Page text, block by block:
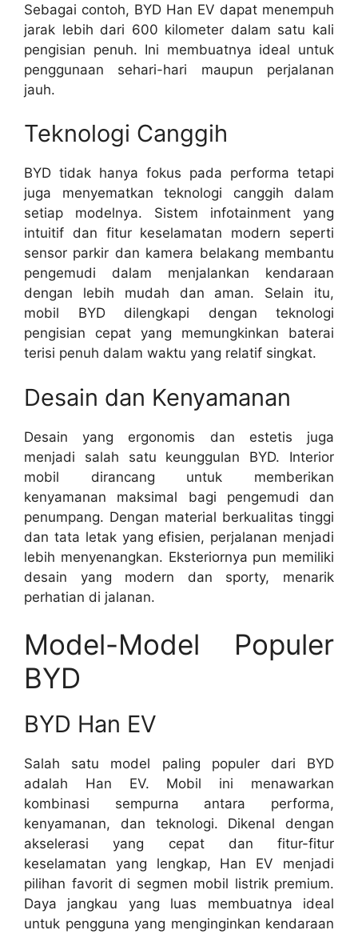
Sebagai contoh, BYD Han EV dapat menempuh
jarak lebih dari 600 kilometer dalam satu kali
pengisian penuh. Ini membuatnya ideal untuk
penggunaan sehari-hari maupun perjalanan
jauh.
Teknologi Canggih
BYD tidak hanya fokus pada performa tetapi
juga menyematkan teknologi canggih dalam
setiap modelnya. Sistem infotainment yang
intuitif dan fitur keselamatan modern seperti
sensor parkir dan kamera belakang membantu
pengemudi dalam menjalankan kendaraan
dengan lebih mudah dan aman. Selain itu,
mobil BYD dilengkapi dengan teknologi
pengisian cepat yang memungkinkan baterai
terisi penuh dalam waktu yang relatif singkat.
Desain dan Kenyamanan
Desain yang ergonomis dan estetis juga
menjadi salah satu keunggulan BYD. Interior
mobil dirancang untuk memberikan
kenyamanan maksimal bagi pengemudi dan
penumpang. Dengan material berkualitas tinggi
dan tata letak yang efisien, perjalanan menjadi
lebih menyenangkan. Eksteriornya pun memiliki
desain yang modern dan sporty, menarik
perhatian di jalanan.
Model-Model Populer
BYD
BYD Han EV
Salah satu model paling populer dari BYD
adalah Han EV. Mobil ini menawarkan
kombinasi sempurna antara performa,
kenyamanan, dan teknologi. Dikenal dengan
akselerasi yang cepat dan fitur-fitur
keselamatan yang lengkap, Han EV menjadi
pilihan favorit di segmen mobil listrik premium.
Daya jangkau yang luas membuatnya ideal
untuk pengguna yang menginginkan kendaraan